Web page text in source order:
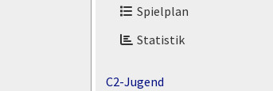
Spielplan
Statistik
C2-Jugend